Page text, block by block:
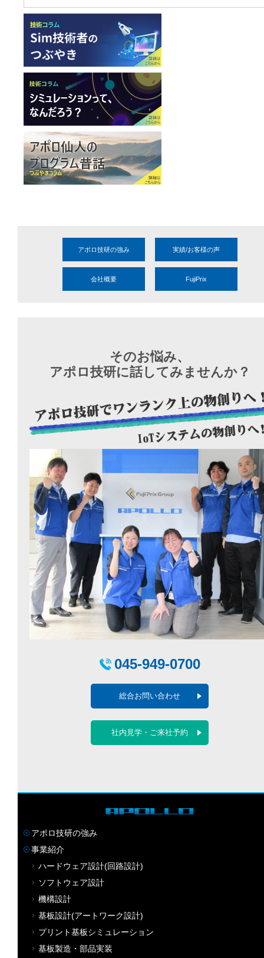
アポロ技研の強み 実績/お客様の声
会社概要 FujiPrix
そのお悩み、
アポロ技研に話してみませんか？
045-949-0700
総合お問い合わせ
社内見学・ご来社予約
アポロ技研の強み
事業紹介
ハードウェア設計(回路設計)
ソフトウェア設計
機構設計
基板設計(アートワーク設計)
プリント基板シミュレーション
基板製造・部品実装